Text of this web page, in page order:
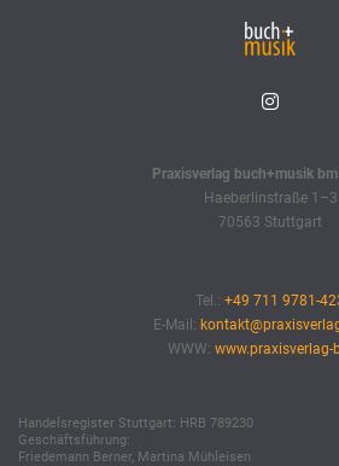
Praxisverlag buch+musik bm
Haeberlinstraße 1–3
70563 Stuttgart
Tel.: +49 711 9781-
E-Mail:
WWW: www.praxisverlag-
Handelsregister Stuttgart: HRB 789230
Geschäftsführung:
Friedemann Berner, Martina Mühleisen